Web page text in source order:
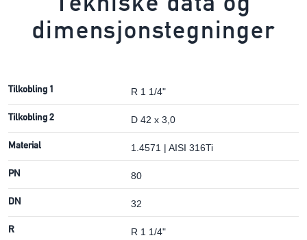
dimensjonstegninger
Tilkobling 1 R 1 1/4"
Tilkobling 2 D 42 x 3,0
Material 1.4571 | AISI 316Ti
PN 80
DN 32
R R 1 1/4"